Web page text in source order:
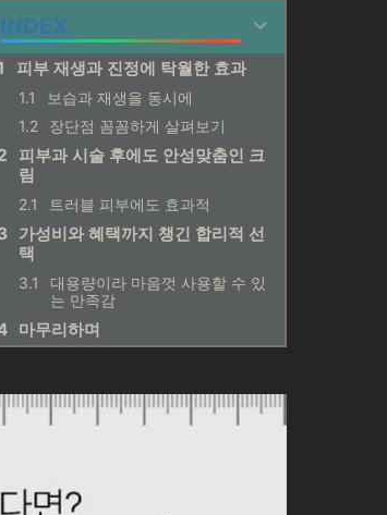
INDEX
피부 재생과 진정에 탁월한 효과
보습과 재생을 동시에
장단점 꼼꼼하게 살펴보기
피부과 시술 후에도 안성맞춤인 크
림
트러블 피부에도 효과적
가성비와 혜택까지 챙긴 합리적 선
택
대용량이라 마음껏 사용할 수 있
는 만족감
마무리하며